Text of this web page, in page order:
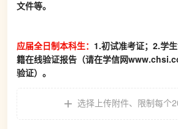
文件等。
应届全日制本科生： 1.初试准考证；2.学
籍在线验证报告（请在学信网
验证）。
选择上传附件、 限制每个